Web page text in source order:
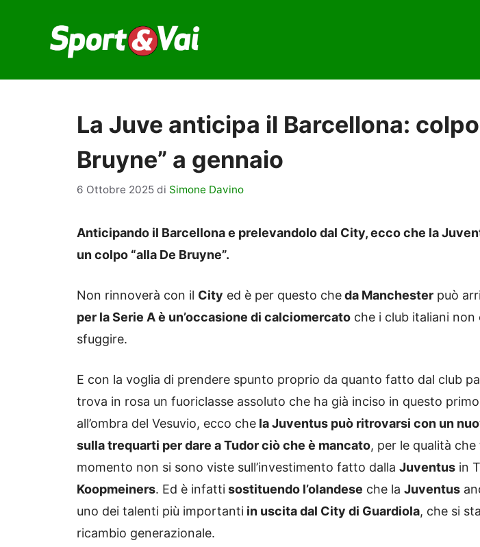
contenuto
La Juve anticipa il Barcellona: colpo
Bruyne” a gennaio
6 Ottobre 2025 di Simone Davino
Anticipando il Barcellona e prelevandolo dal City, ecco che la
un colpo “alla De Bruyne”.
Non rinnoverà con il City ed è per questo cheda Manchester può
per la Serie A è un’occasione di calciomercato che i club italiani
sfuggire.
E con la voglia di prendere spunto proprio da quanto fatto dal club
trova in rosa un fuoriclasse assoluto che ha già inciso in questo
all’ombra del Vesuvio, ecco che la Juventus può ritrovarsi con un
sulla trequarti per dare a Tudor ciò che è mancato, per le qualità
momento non si sono viste sull’investimento fatto dalla Juventus in
Koopmeiners. Ed è infattisostituendo l’olandese che la Juventus
uno dei talenti più importanti in uscita dal City di Guardiola, che si
ricambio generazionale.